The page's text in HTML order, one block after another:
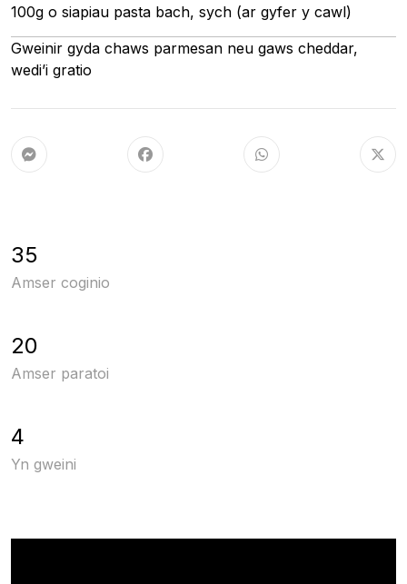
100g o siapiau pasta bach, sych (ar gyfer y cawl)
Gweinir gyda chaws parmesan neu gaws cheddar,
wedi’i gratio
35
Amser coginio
20
Amser paratoi
4
Yn gweini